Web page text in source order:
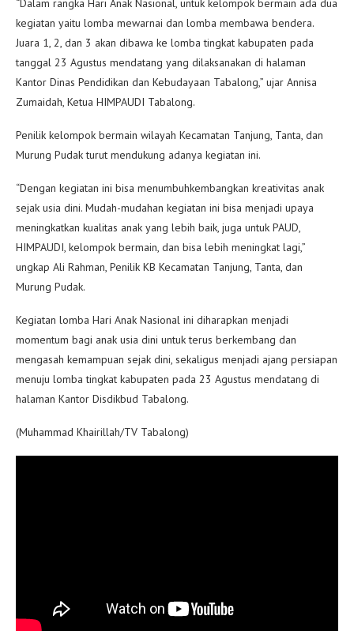
“Dalam rangka Hari Anak Nasional, untuk kelompok bermain ada dua
kegiatan yaitu lomba mewarnai dan lomba membawa bendera.
Juara 1, 2, dan 3 akan dibawa ke lomba tingkat kabupaten pada
tanggal 23 Agustus mendatang yang dilaksanakan di halaman
Kantor Dinas Pendidikan dan Kebudayaan Tabalong,” ujar Annisa
Zumaidah, Ketua HIMPAUDI Tabalong.
Penilik kelompok bermain wilayah Kecamatan Tanjung, Tanta, dan
Murung Pudak turut mendukung adanya kegiatan ini.
“Dengan kegiatan ini bisa menumbuhkembangkan kreativitas anak
sejak usia dini. Mudah-mudahan kegiatan ini bisa menjadi upaya
meningkatkan kualitas anak yang lebih baik, juga untuk PAUD,
HIMPAUDI, kelompok bermain, dan bisa lebih meningkat lagi,”
ungkap Ali Rahman, Penilik KB Kecamatan Tanjung, Tanta, dan
Murung Pudak.
Kegiatan lomba Hari Anak Nasional ini diharapkan menjadi
momentum bagi anak usia dini untuk terus berkembang dan
mengasah kemampuan sejak dini, sekaligus menjadi ajang persiapan
menuju lomba tingkat kabupaten pada 23 Agustus mendatang di
halaman Kantor Disdikbud Tabalong.
(Muhammad Khairillah/TV Tabalong)